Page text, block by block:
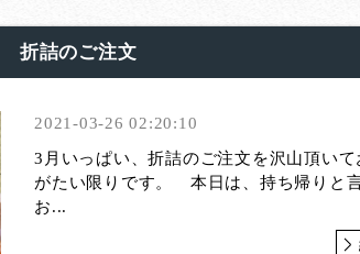
折詰のご注文
2021-03-26 02:20:10
3月いっぱい、折詰のご注文を沢山頂いて
がたい限りです。 本日は、持ち帰りと言
お...